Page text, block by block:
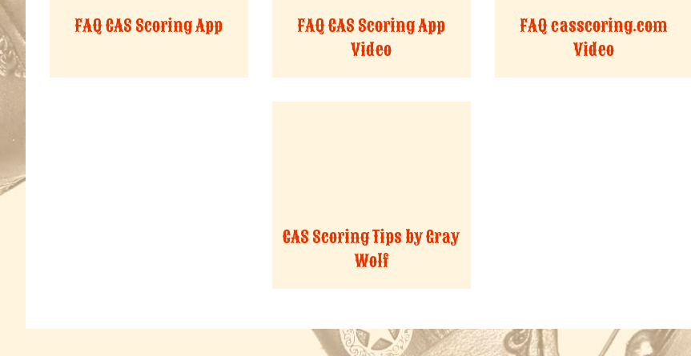
FAQ CAS Scoring App
FAQ CAS Scoring App
Video
FAQ casscoring.com
Video
CAS Scoring Tips by Gray
Wolf